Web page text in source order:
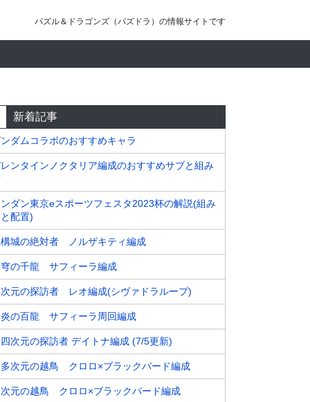
パズル＆ドラゴンズ（パズドラ）の情報サイトです
新着記事
ダムコラボのおすすめキャラ
ンタインノクタリア編成のおすすめサブと組み
ダン東京eスポーツフェスタ2023杯の解説(組み
配置)
城の絶対者 ノルザキティ編成
の千龍 サフィーラ編成
元の探訪者 レオ編成(シヴァドラループ)
の百龍 サフィーラ周回編成
次元の探訪者 デイトナ編成 (7/5更新)
次元の越鳥 クロロ×ブラックバード編成
元の越鳥 クロロ×ブラックバード編成